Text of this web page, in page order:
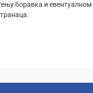
боравка и